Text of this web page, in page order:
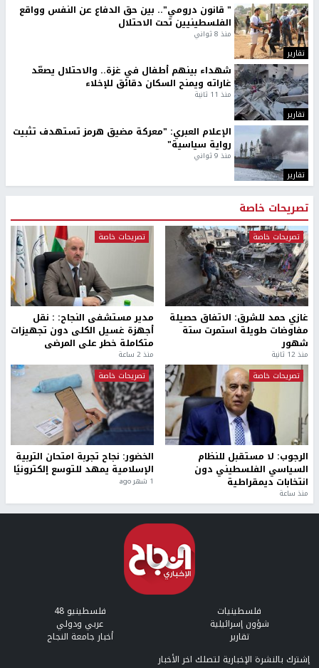
تقارير
" قانون درومي".. بين حق الدفاع عن النفس وواقع
الفلسطينيين تحت الاحتلال
منذ 8 ثواني
تقارير
شهداء بينهم أطفال في غزة.. والاحتلال يصعّد
غاراته ويمنح السكان دقائق للإخلاء
منذ 11 ثانية
تقارير
الإعلام العبري: "معركة مضيق هرمز تستهدف تثبيت
رواية سياسية"
منذ 9 ثواني
تصريحات خاصة
تصريحات خاصة
غازي حمد للشرق: الاتفاق حصيلة
مفاوضات طويلة استمرت ستة
شهور
منذ 12 ثانية
تصريحات خاصة
مدير مستشفى النجاح: : نقل
أجهزة غسيل الكلى دون تجهيزات
متكاملة خطر على المرضى
منذ 2 ساعة
تصريحات خاصة
الرجوب: لا مستقبل للنظام
السياسي الفلسطيني دون
انتخابات ديمقراطية
منذ ساعة
تصريحات خاصة
الخضور: نجاح تجربة امتحان التربية
الإسلامية يمهد للتوسع إلكترونيًا
1 شهر ago
فلسطينيات فلسطينيو 48
شؤون إسرائيلية عربي ودولي
تقارير
أخبار جامعة النجاح
إشترك بالنشرة الإخبارية لتصلك اخر الأخبار